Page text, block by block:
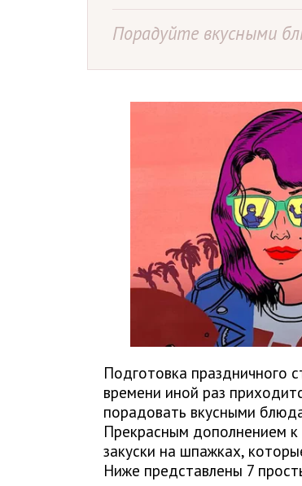
Порадуйте вкусными
Подготовка праздничного
времени иной раз
порадовать вкусными
Прекрасным дополнением
закуски на шпажках,
Ниже представлены 7